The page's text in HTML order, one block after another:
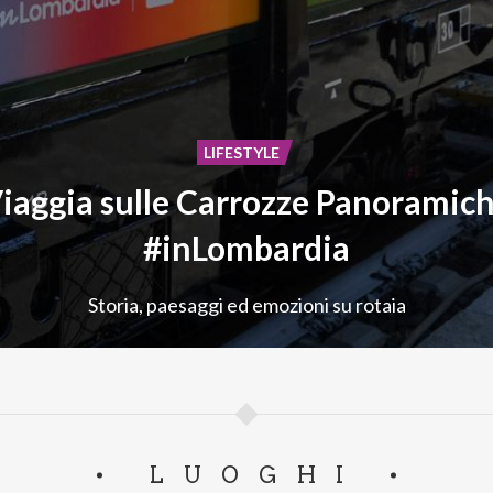
sulle Carrozze
#inLombardia
Storia,paesaggi ed emozionisurotaia
LIFESTYLE
LUOGHI